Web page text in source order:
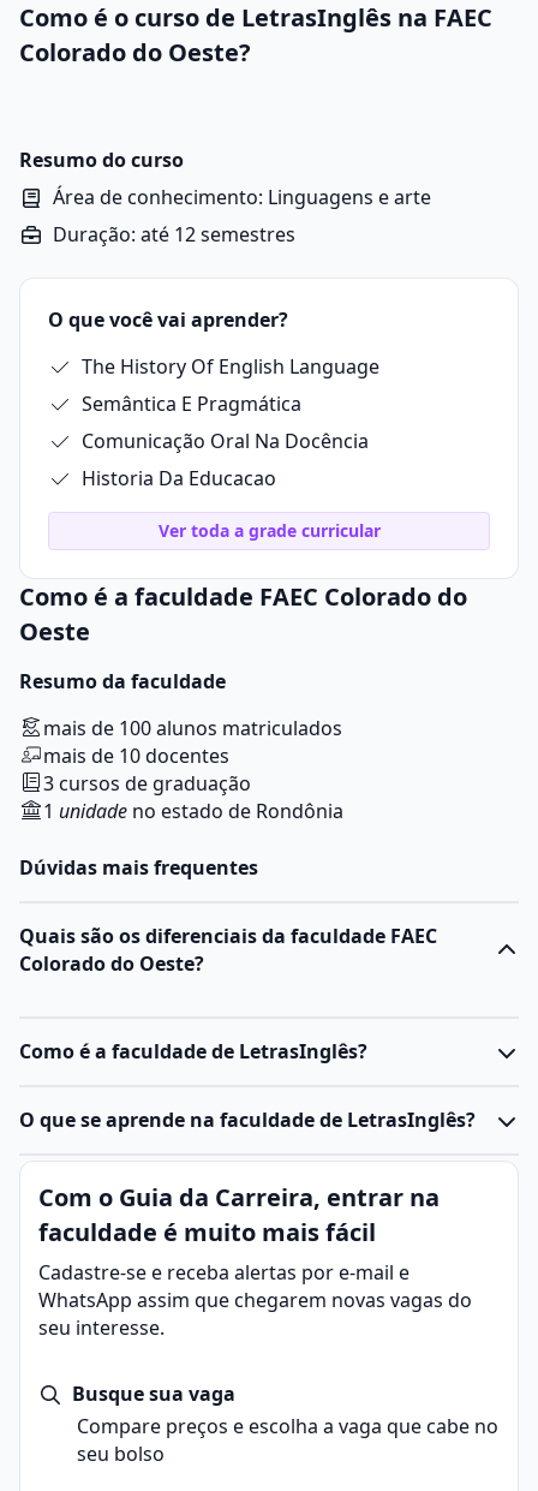
Como é o curso de LetrasInglês na FAEC
Colorado do Oeste?
Resumo do curso
Área de conhecimento: Linguagens e arte
Duração: até 12 semestres
O que você vai aprender?
The History Of English Language
Semântica E Pragmática
Comunicação Oral Na Docência
Historia Da Educacao
Ver toda a grade curricular
Como é a faculdade FAEC Colorado do
Oeste
Resumo da faculdade
mais de 100 alunos matriculados
mais de 10 docentes
3 cursos de graduação
1 unidade no estado de Rondônia
Dúvidas mais frequentes
Quais são os diferenciais da faculdade FAEC
Colorado do Oeste?
Como é a faculdade de LetrasInglês?
O que se aprende na faculdade de LetrasInglês?
Com o Guia da Carreira, entrar na
faculdade é muito mais fácil
Cadastre-se e receba alertas por e-mail e
WhatsApp assim que chegarem novas vagas do
seu interesse.
Busque sua vaga
Compare preços e escolha a vaga que cabe no
seu bolso